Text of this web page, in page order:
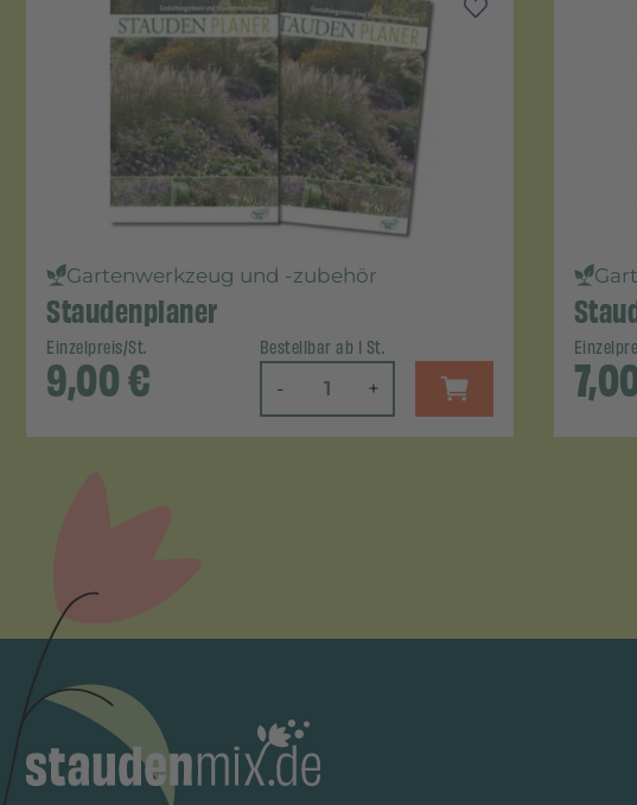
Gartenwerkzeug und -zubehör
Staudenplaner
Einzelpreis/St.
9,00€
Bestellbar ab 1 St.
- +